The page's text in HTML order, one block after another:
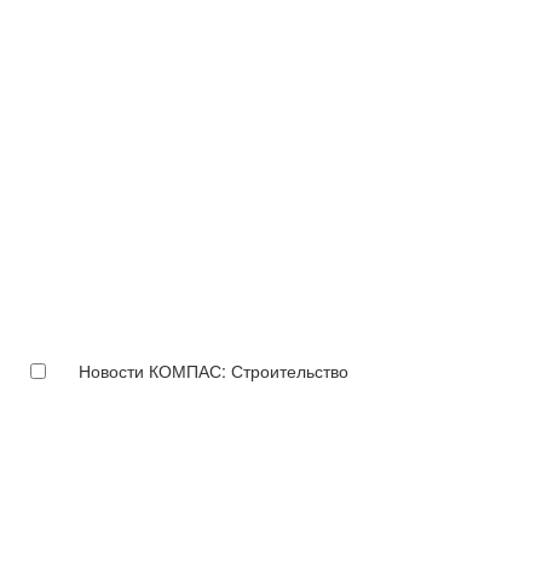
Новости КОМПАС: Строительство